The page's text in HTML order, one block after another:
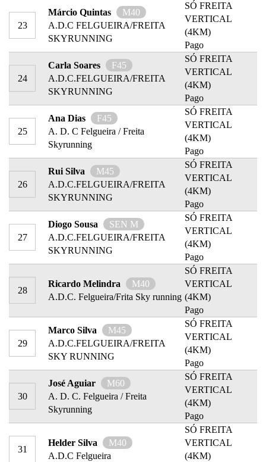
23
Márcio Quintas
M40
A.D.C FELGUEIRA/FREITA
SKYRUNNING
SÓ FREITA
VERTICAL
(4KM)
Pago
24
Carla Soares
F45
A.D.C.FELGUEIRA/FREITA
SKYRUNNING
SÓ FREITA
VERTICAL
(4KM)
Pago
25
Ana Dias
F45
A. D. C Felgueira / Freita
Skyrunning
SÓ FREITA
VERTICAL
(4KM)
Pago
26
Rui Silva
M45
A.D.C.FELGUEIRA/FREITA
SKYRUNNING
SÓ FREITA
VERTICAL
(4KM)
Pago
27
Diogo Sousa
SEN M
A.D.C.FELGUEIRA/FREITA
SKYRUNNING
SÓ FREITA
VERTICAL
(4KM)
Pago
28
Ricardo Melindra
M40
A.D.C. Felgueira/Frita Sky running
SÓ FREITA
VERTICAL
(4KM)
Pago
29
Marco Silva
M45
A.D.C.FELGUEIRA/FREITA
SKY RUNNING
SÓ FREITA
VERTICAL
(4KM)
Pago
30
José Aguiar
M60
A. D. C. Felgueira / Freita
Skyrunning
SÓ FREITA
VERTICAL
(4KM)
Pago
31
Helder Silva
M40
A.D.C Felgueira
SÓ FREITA
VERTICAL
(4KM)